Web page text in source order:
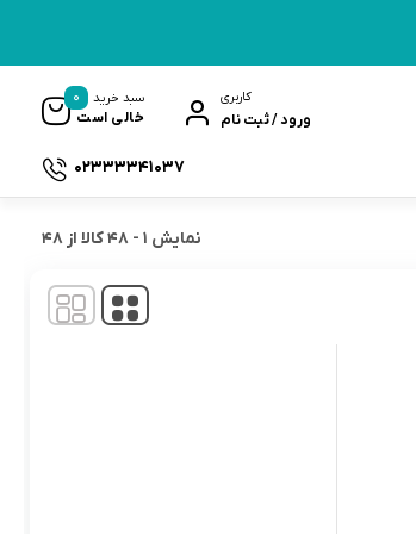
کاربری
ورود / ثبت نام
سبد خرید
خالی است
0
02333341037
نمایش 1
-
48کالا از 48